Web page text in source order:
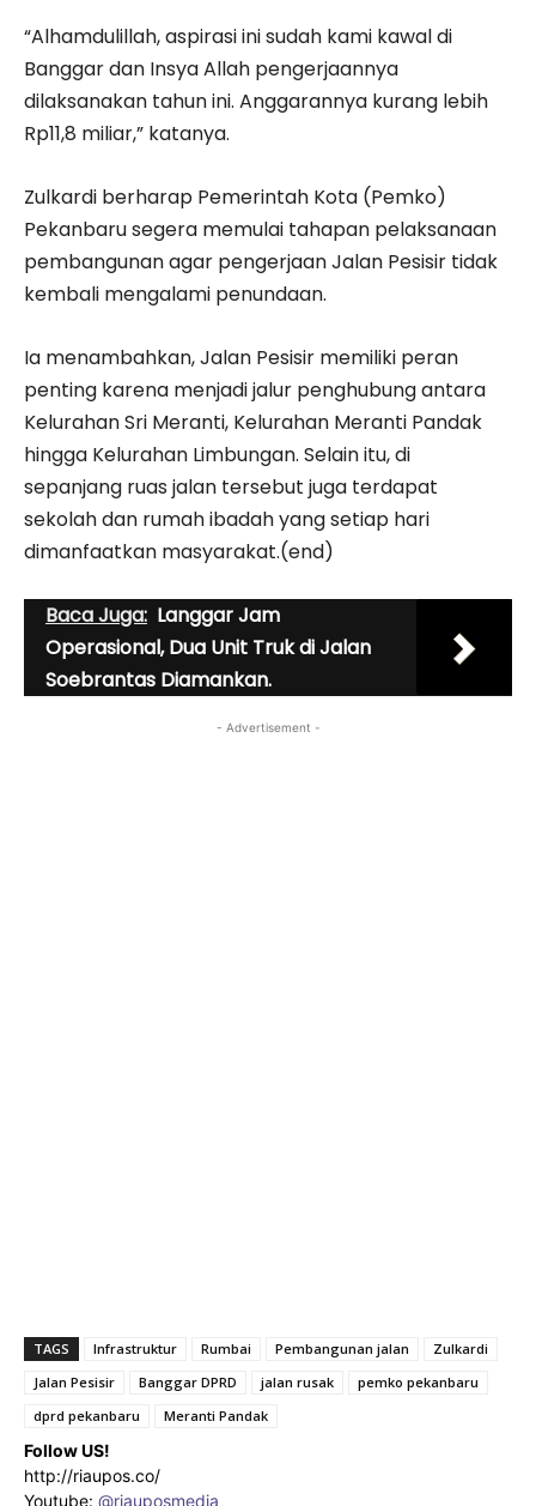
“Alhamdulillah, aspirasi ini sudah kami kawal di
Banggar dan Insya Allah pengerjaannya
dilaksanakan tahun ini. Anggarannya kurang lebih
Rp11,8 miliar,” katanya.
Zulkardi berharap Pemerintah Kota (Pemko)
Pekanbaru segera memulai tahapan pelaksanaan
pembangunan agar pengerjaan Jalan Pesisir tidak
kembali mengalami penundaan.
Ia menambahkan, Jalan Pesisir memiliki peran
penting karena menjadi jalur penghubung antara
Kelurahan Sri Meranti, Kelurahan Meranti Pandak
hingga Kelurahan Limbungan. Selain itu, di
sepanjang ruas jalan tersebut juga terdapat
sekolah dan rumah ibadah yang setiap hari
dimanfaatkan masyarakat.(end)
Baca Juga: Langgar Jam
Operasional, Dua Unit Truk di Jalan
Soebrantas Diamankan.
- Advertisement -
TAGS Infrastruktur Rumbai Pembangunan jalan
Zulkardi
Jalan Pesisir
Banggar DPRD jalan rusak
pemko pekanbaru
dprd pekanbaru
Meranti Pandak
Follow US!
http://riaupos.co/
Youtube: @riauposmedia